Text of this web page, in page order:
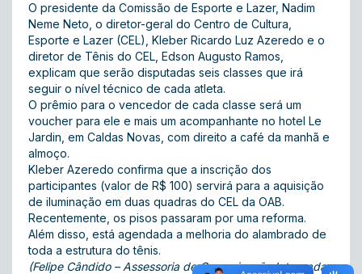
O presidente da Comissão de Esporte e Lazer, Nadim
Neme Neto, o diretor-geral do Centro de Cultura,
Esporte e Lazer (CEL), Kleber Ricardo Luz Azeredo e o
diretor de Tênis do CEL, Edson Augusto Ramos,
explicam que serão disputadas seis classes que irá
seguir o nível técnico de cada atleta.
O prêmio para o vencedor de cada classe será um
voucher para ele e mais um acompanhante no hotel Le
Jardin, em Caldas Novas, com direito a café da manhã e
almoço.
Kleber Azeredo confirma que a inscrição dos
participantes (valor de R$ 100) servirá para a aquisição
de iluminação em duas quadras do CEL da OAB.
Recentemente, os pisos passaram por uma reforma.
Além disso, está agendada a melhoria do alambrado de
toda a estrutura do tênis.
(Felipe Cândido – Assessoria de Comunicação Integrada